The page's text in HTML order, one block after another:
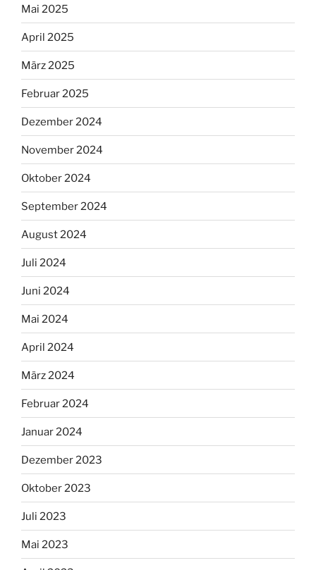
Mai 2025
April 2025
März 2025
Februar 2025
Dezember 2024
November 2024
Oktober 2024
September 2024
August 2024
Juli 2024
Juni 2024
Mai 2024
April 2024
März 2024
Februar 2024
Januar 2024
Dezember 2023
Oktober 2023
Juli 2023
Mai 2023